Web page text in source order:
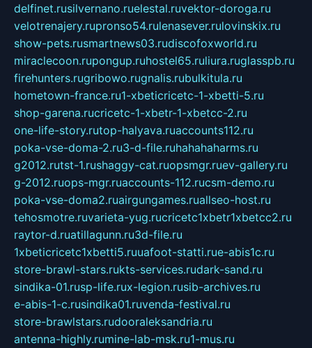
delfinet.rusilvernano.ruelestal.ruvektor-doroga.ru
velotrenajery.rupronso54.rulenasever.rulovinskix.ru
show-pets.rusmartnews03.rudiscofoxworld.ru
miraclecoon.rupongup.ruhostel65.ruliura.ruglasspb.ru
firehunters.rugribowo.rugnalis.rubulkitula.ru
hometown-france.ru1-xbeticricetc-1-xbetti-5.ru
shop-garena.rucricetc-1-xbetr-1-xbetcc-2.ru
one-life-story.rutop-halyava.ruaccounts112.ru
poka-vse-doma-2.ru3-d-file.ruhahahaharms.ru
g2012.rutst-1.rushaggy-cat.ruopsmgr.ruev-gallery.ru
g-2012.ruops-mgr.ruaccounts-112.rucsm-demo.ru
poka-vse-doma2.ruairgungames.ruallseo-host.ru
tehosmotre.ruvarieta-yug.rucricetc1xbetr1xbetcc2.ru
raytor-d.ruatillagunn.ru3d-file.ru
1xbeticricetc1xbetti5.ruuafoot-statti.rue-abis1c.ru
store-brawl-stars.rukts-services.rudark-sand.ru
sindika-01.rusp-life.rux-legion.rusib-archives.ru
e-abis-1-c.rusindika01.ruvenda-festival.ru
store-brawlstars.rudooraleksandria.ru
antenna-highly.rumine-lab-msk.ru1-mus.ru